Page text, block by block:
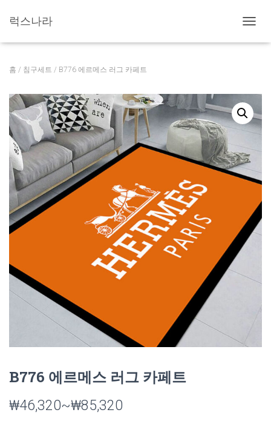
럭스나라
비
홈 / 침구세트 / B776 에르메스 러그 카페트
B776 에르메스 러그 카페트
₩46,320~₩85,320